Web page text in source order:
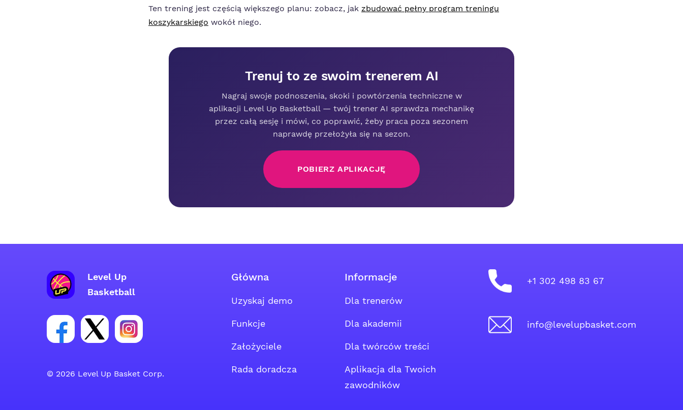
Ten trening jest częścią większego planu: zobacz, jak zbudować pełny program treningu
koszykarskiego wokół niego.
Trenuj to ze swoim trenerem AI
Nagraj swoje podnoszenia, skoki i powtórzenia techniczne w
aplikacji Level Up Basketball — twój trener AI sprawdza mechanikę
przez całą sesję i mówi, co poprawić, żeby praca poza sezonem
naprawdę przełożyła się na sezon.
POBIERZ APLIKACJĘ
Level Up
Basketball
Link do grupy społecznościowej na Facebooku
Link do konta na Twitterze grupy społecznościowej
Link do konta na Instagramie grupy społecznościowej
© 2026 Level Up Basket Corp.
Główna
Uzyskaj demo
Funkcje
Założyciele
Rada doradcza
Informacje
Dla trenerów
Dla akademii
Dla twórców treści
Aplikacja dla Twoich
zawodników
+1 302 498 83 67
info@levelupbasket.com